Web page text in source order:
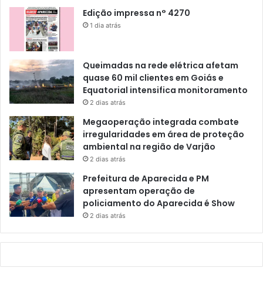
Edição impressa n° 4270
1 dia atrás
Queimadas na rede elétrica afetam
quase 60 mil clientes em Goiás e
Equatorial intensifica monitoramento
2 dias atrás
Megaoperação integrada combate
irregularidades em área de proteção
ambiental na região de Varjão
2 dias atrás
Prefeitura de Aparecida e PM
apresentam operação de
policiamento do Aparecida é Show
2 dias atrás